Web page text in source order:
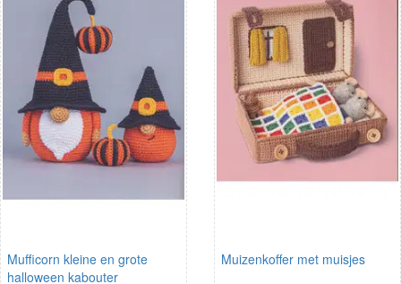
Mufficorn kleine en grote
halloween kabouter
Muizenkoffer met muisjes